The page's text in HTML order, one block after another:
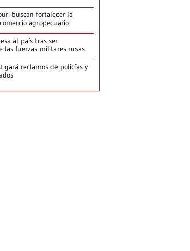
buscan fortalecer la
agropecuario
al país tras ser
las fuerzas militares rusas
reclamos de policías y